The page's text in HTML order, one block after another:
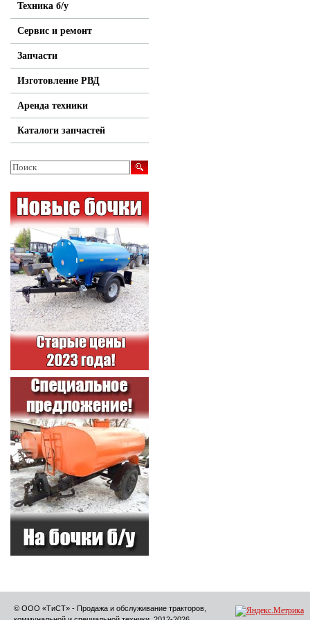
Техника б/у
Сервис и ремонт
Запчасти
Изготовление РВД
Аренда техники
Каталоги запчастей
© ООО «ТиСТ» - Продажа и обслуживание тракторов,